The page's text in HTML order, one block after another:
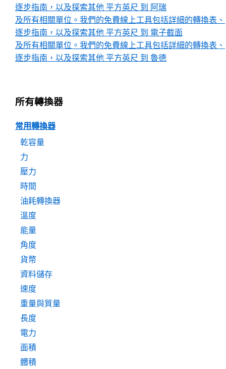
逐步指南，以及探索其他 平方英尺 到 阿瑞
及所有相關單位。我們的免費線上工具包括詳細的轉換表、
逐步指南，以及探索其他 平方英尺 到 電子截面
及所有相關單位。我們的免費線上工具包括詳細的轉換表、
逐步指南，以及探索其他 平方英尺 到 魯德
所有轉換器
常用轉換器
乾容量
力
壓力
時間
油耗轉換器
溫度
能量
角度
貨幣
資料儲存
速度
重量與質量
長度
電力
面積
體積